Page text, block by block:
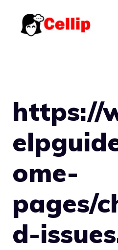
turinio
https://
ome-
pages/
d-